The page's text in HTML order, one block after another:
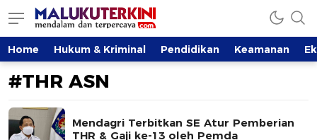
MalukuTerkini.com
Terkini, Mendalam dan Terpercaya
Home Hukum & Kriminal Pendidikan Keamanan
#THR ASN
Mendagri Terbitkan SE Atur Pemberian
THR & Gaji ke-13 oleh Pemda